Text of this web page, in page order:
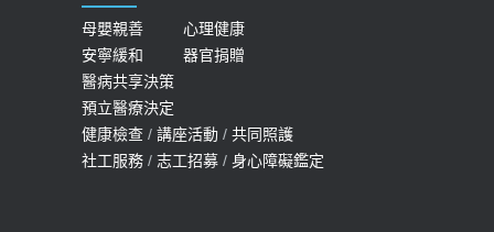
女性必看國健署公費懶人包！這幾項檢
查完全免費 沒做虧大了
2026-05-14
一定得換人工關節
2019-10-08
20歲迪士尼男星因癲癇猝逝 老人小
孩最好發、醫師點出8大前兆
2019-07-09
母嬰親善
心理健康
安寧緩和
器官捐贈
醫病共享決策
預立醫療決定
健康檢查 / 講座活動 / 共同照護
社工服務 / 志工招募 / 身心障礙鑑定